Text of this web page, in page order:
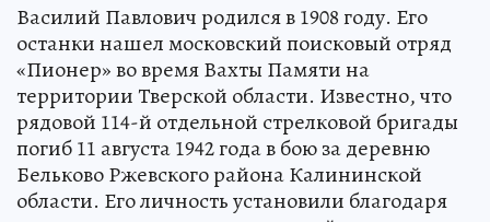
Василий Павлович родился в 1908 году. Его
останки нашел московский поисковый отряд
«Пионер» во время Вахты Памяти на
территории Тверской области. Известно, что
рядовой 114-й отдельной стрелковой бригады
погиб 11 августа 1942 года в бою за деревню
Бельково Ржевского района Калининской
области. Его личность установили благодаря